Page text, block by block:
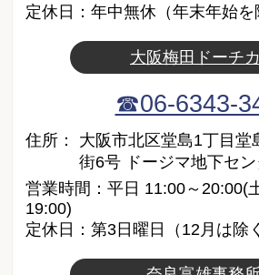
定休日：年中無休（年末年始を
大阪梅田ドーチ
☎06-6343-
住所：
大阪市北区堂島1丁目堂
街6号 ドージマ地下セ
営業時間：平日 11:00～20:00(
19:00)
定休日：第3日曜日（12月は除